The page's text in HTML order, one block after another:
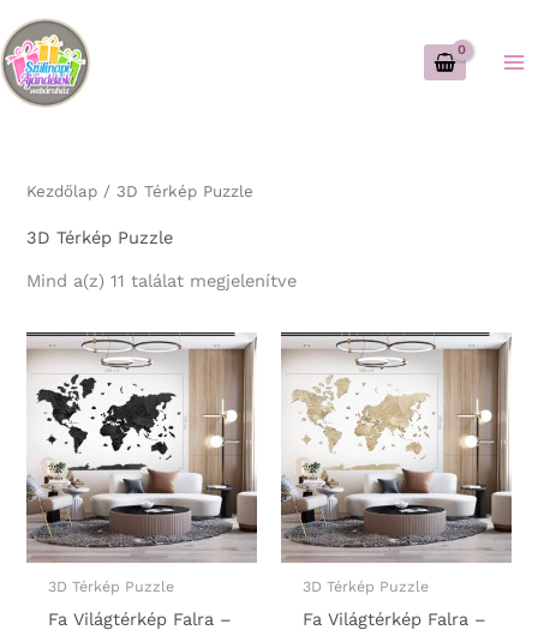
Skip
to
content
Kezdőlap / 3D Térkép Puzzle
3D Térkép Puzzle
Mind a(z) 11 találat megjelenítveSorted
3D Térkép Puzzle
Fa Világtérkép Falra –
3D Térkép Puzzle
Fa Világtérkép Falra –